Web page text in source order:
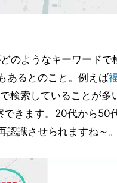
のようなキーワード
あるとのこと。例えば
検索していることが多
できます。20代から50
識させられますね～。